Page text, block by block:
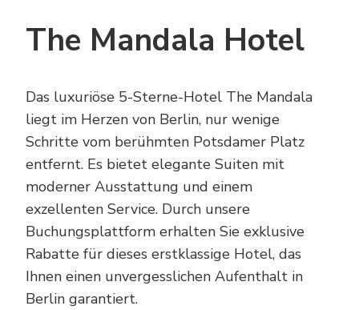
The Mandala Hotel
Das luxuriöse 5-Sterne-Hotel The Mandala
liegt im Herzen von Berlin, nur wenige
Schritte vom berühmten Potsdamer Platz
entfernt. Es bietet elegante Suiten mit
moderner Ausstattung und einem
exzellenten Service. Durch unsere
Buchungsplattform erhalten Sie exklusive
Rabatte für dieses erstklassige Hotel, das
Ihnen einen unvergesslichen Aufenthalt in
Berlin garantiert.